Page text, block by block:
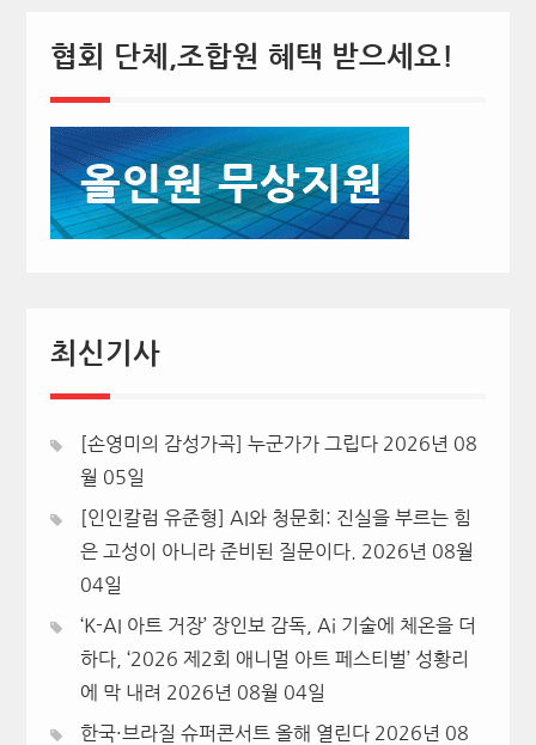
협회 단체,조합원 혜택 받으세요!
최신기사
[손영미의 감성가곡] 누군가가 그립다 2026년 08
월 05일
[인인칼럼 유준형] AI와 청문회: 진실을 부르는 힘
은 고성이 아니라 준비된 질문이다.
2026년 08월
04일
‘K-AI 아트 거장’ 장인보 감독, Ai 기술에 체온을 더
하다, ‘2026 제2회 애니멀 아트 페스티벌’ 성황리
에 막 내려 2026년 08월 04일
한국·브라질 슈퍼콘서트 올해 열린다 2026년 08